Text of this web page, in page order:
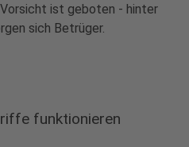
ist geboten - hinter
sich Betrüger.
funktionieren